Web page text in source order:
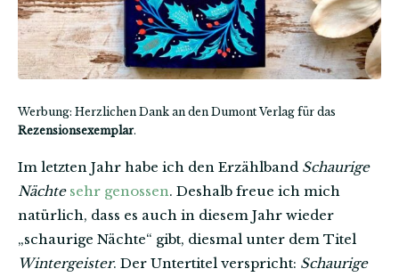
Werbung: Herzlichen Dank an den Dumont Verlag für das
Rezensionsexemplar.
Im letzten Jahr habe ich den Erzählband Schaurige
Nächte sehr genossen. Deshalb freue ich mich
natürlich, dass es auch in diesem Jahr wieder
„schaurige Nächte“ gibt, diesmal unter dem Titel
Wintergeister. Der Untertitel verspricht: Schaurige